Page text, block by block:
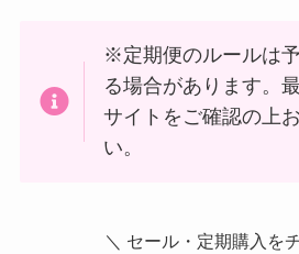
※定期便のルールは
る場合があります。
サイトをご確認の上
い。
＼ セール・定期購入を